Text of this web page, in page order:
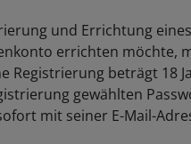
und Errichtung eines
errichten möchte,
beträgt 18
gewählten
mit seiner E-Mail-